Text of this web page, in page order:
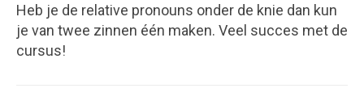
Heb je de relative pronouns onder de knie dan kun
je van twee zinnen één maken. Veel succes met de
cursus!